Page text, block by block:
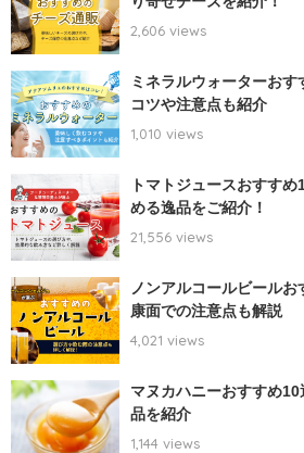
2,606 views
ミネラルウォーターお
コツや注意点も紹介
1,010 views
トマトジュースおすす
める逸品をご紹介！
21,556 views
ノンアルコールビール
康面での注意点も解説
4,021 views
マヌカハニーおすすめ
品を紹介
1,144 views